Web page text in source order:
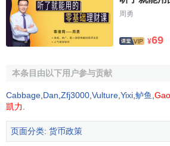
一定水平或者经济增长超过潜在水平
调。泰勒规则的代数表达式为:
在公式(1)中，r代表短期利率
潜在GDP的偏移百分比;g、h、 和r
f
出的联邦基金利率(规则值)在1987年至
周勇
¥69
本条目由以下用户参与贡献
Cabbage Dan Zfj3000 Vulture Yixi 鲈鱼
凱力
页面分类: 货币政策